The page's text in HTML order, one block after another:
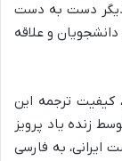
دیگر دست به دست
و علاقه
کیفیت ترجمه این
زنده یاد پرویز
به فارسی